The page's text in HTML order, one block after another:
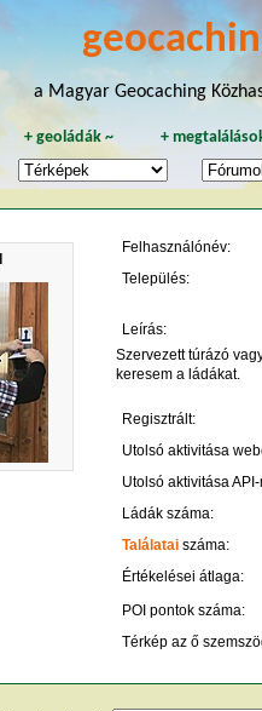
a Magyar Geocaching
+geoládák~ +
Felhasználónév:
Település:
Leírás:
Szervezett túrázó
keresem a ládákat.
Regisztrált:
Utolsó aktivitása
Utolsó aktivitása
Ládák száma:
Találatai száma:
Értékelései átlaga:
POI pontok száma:
Térkép az ő